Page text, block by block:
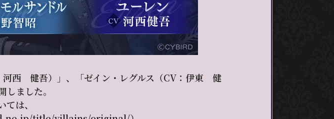
河西 健吾）」、「ゼイン・レグルス（CV：伊東 健
ました。
は、